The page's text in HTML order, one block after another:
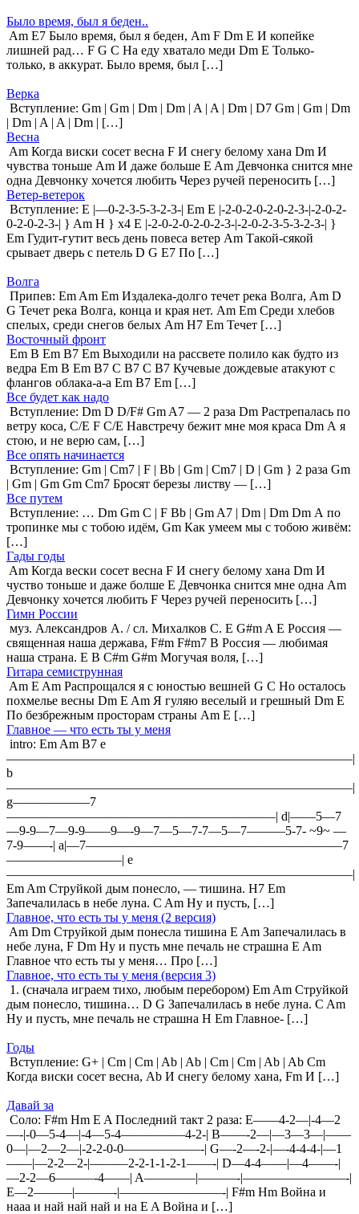
Было время, был я беден..
Am E7 Было время, был я беден, Am F Dm E И копейке
лишней рад… F G C На еду хватало меди Dm E Только-
только, в аккурат. Было время, был […]
Верка
Вступление: Gm | Gm | Dm | Dm | A | A | Dm | D7 Gm | Gm | Dm
| Dm | A | A | Dm | […]
Весна
Am Когда виски сосет весна F И снегу белому хана Dm И
чувства тоньше Am И даже больше E Am Девчонка снится мне
одна Девчонку хочется любить Через ручей переносить […]
Ветер-ветерок
Вступление: E |—0-2-3-5-3-2-3-| Em E |-2-0-2-0-2-0-2-3-|-2-0-2-
0-2-0-2-3-| } Am H } x4 E |-2-0-2-0-2-0-2-3-|-2-0-2-3-5-3-2-3-| }
Em Гудит-гутит весь день повеса ветер Am Такой-сякой
срывает дверь с петель D G E7 По […]
Волга
Припев: Em Am Em Издалека-долго течет река Волга, Am D
G Течет река Волга, конца и края нет. Am Em Среди хлебов
спелых, среди снегов белых Am H7 Em Течет […]
Восточный фронт
Em B Em B7 Em Выходили на рассвете полило как будто из
ведра Em B Em B7 C B7 C B7 Кучевые дождевые атакуют с
флангов облака-а-а Em B7 Em […]
Все будет как надо
Вступление: Dm D D/F# Gm A7 — 2 раза Dm Растрепалась по
ветру коса, C/E F C/E Навстречу бежит мне моя краса Dm А я
стою, и не верю сам, […]
Все опять начинается
Вступление: Gm | Cm7 | F | Bb | Gm | Cm7 | D | Gm } 2 раза Gm
| Gm | Gm Gm Cm7 Бросят березы листву — […]
Все путем
Вступление: … Dm Gm C | F Bb | Gm A7 | Dm | Dm Dm А по
тропинке мы с тобою идём, Gm Как умеем мы с тобою живём:
[…]
Гады годы
Am Когда вески сосет весна F И снегу белому хана Dm И
чуство тоньше и даже болше E Девчонка снится мне одна Am
Девчонку хочется любить F Через ручей переносить […]
Гимн России
муз. Александров А. / сл. Михалков С. E G#m A E Россия —
священная наша держава, F#m F#m7 B Россия — любимая
наша страна. E B C#m G#m Могучая воля, […]
Гитара семиструнная
Am E Am Распрощался я с юностью вешней G C Но осталось
похмелье весны Dm E Am Я гуляю веселый и грешный Dm E
По безбрежным просторам страны Am E […]
Главное — что есть ты у меня
intro: Em Am B7 e
———————————————————————————|
b
———————————————————————————|
g——————7
—————————————————————| d|——5—7
—9-9—7—9-9——9—-9—7—5—7-7—5—7———5-7- ~9~ —
7-9——-| a|—7————————————————————7
—————————| e
———————————————————————————|
Em Am Струйкой дым понесло, — тишина. H7 Em
Запечалилась в небе луна. C Am Ну и пусть, […]
Главное, что есть ты у меня (2 версия)
Am Dm Струйкой дым понесла тишина E Am Запечалилась в
небе луна, F Dm Ну и пусть мне печаль не страшна E Am
Главное что есть ты у меня… Про […]
Главное, что есть ты у меня (версия 3)
1. (сначала играем тихо, любым перебором) Em Am Струйкой
дым понесло, тишина… D G Запечалилась в небе луна. C Am
Ну и пусть, мне печаль не страшна H Em Главное- […]
Годы
Вступление: G+ | Cm | Cm | Ab | Ab | Cm | Cm | Ab | Ab Cm
Когда виски сосет весна, Ab И снегу белому хана, Fm И […]
Давай за
Соло: F#m Hm E A Последний такт 2 раза: E——4-2—|-4—2
—-|-0—5-4—|-4—5-4—————4-2-| B——-2—|—3—3—|——
0—|—2—2—|-2-2-0-0——————-| G—-2—-2-|—-4-4-4-|—1
——|—2-2—2-|———2-2-1-1-2-1——-| D—4-4——|—4——-|
—2-2—6———-4——| A————|———-|————————-|
E—2———|———-|————————-| F#m Hm Война и
нааа и най най най и на E A Война и […]